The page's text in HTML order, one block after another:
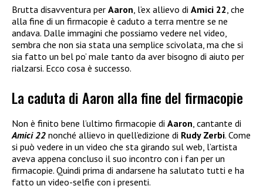
Brutta disavventura per Aaron, l’ex allievo di Amici 22, che
alla fine di un firmacopie è caduto a terra mentre se ne
andava. Dalle immagini che possiamo vedere nel video,
sembra che non sia stata una semplice scivolata, ma che si
sia fatto un bel po’ male tanto da aver bisogno di aiuto per
rialzarsi. Ecco cosa è successo.
La caduta di Aaron alla fine del firmacopie
Non è finito bene l’ultimo firmacopie di Aaron, cantante di
Amici 22 nonché allievo in quell’edizione di Rudy Zerbi. Come
si può vedere in un video che sta girando sul web, l’artista
aveva appena concluso il suo incontro con i fan per un
firmacopie. Quindi prima di andarsene ha salutato tutti e ha
fatto un video-selfie con i presenti.